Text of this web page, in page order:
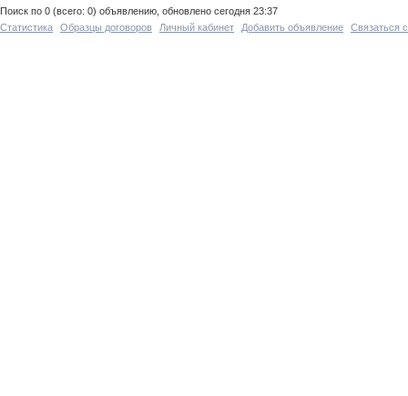
Поиск по 0 (всего: 0) объявлению, обновлено сегодня 23:37
Статистика
Образцы договоров Личный кабинет Добавить объявление Связаться